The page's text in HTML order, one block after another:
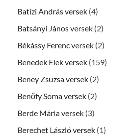
Batízi András versek (4)
Batsányi János versek (2)
Békássy Ferenc versek (2)
Benedek Elek versek (159)
Beney Zsuzsa versek (2)
Benőfy Soma versek (2)
Berde Mária versek (3)
Berechet László versek (1)